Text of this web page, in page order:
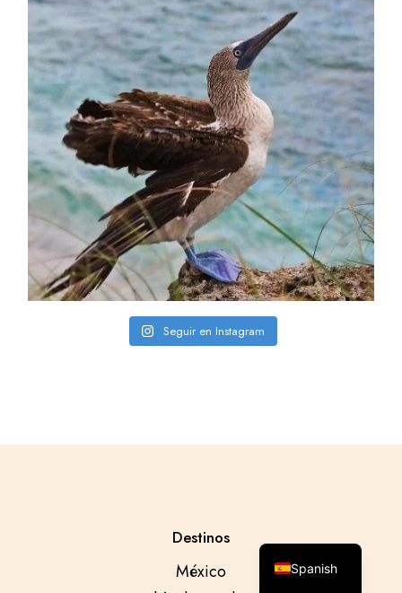
Seguir en Instagram
Destinos
México
Spanish